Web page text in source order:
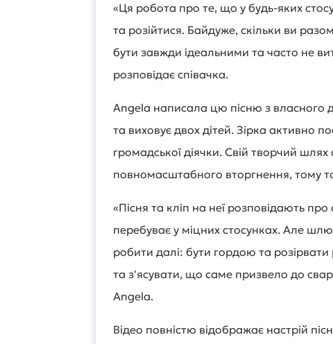
«Ця робота про те, що у будь-яких
та розійтися. Байдуже, скільки ви
бути завжди ідеальними та часто не
розповідає співачка.
Angela написала цю пісню з власного
та виховує двох дітей. Зірка активно
громадської діячки. Свій творчий
повномасштабного вторгнення, тому
«Пісня та кліп на неї розповідають
перебуває у міцних стосунках. Але
робити далі: бути гордою та
та з'ясувати, що саме призвело до
Angela.
Відео повністю відображає настрій